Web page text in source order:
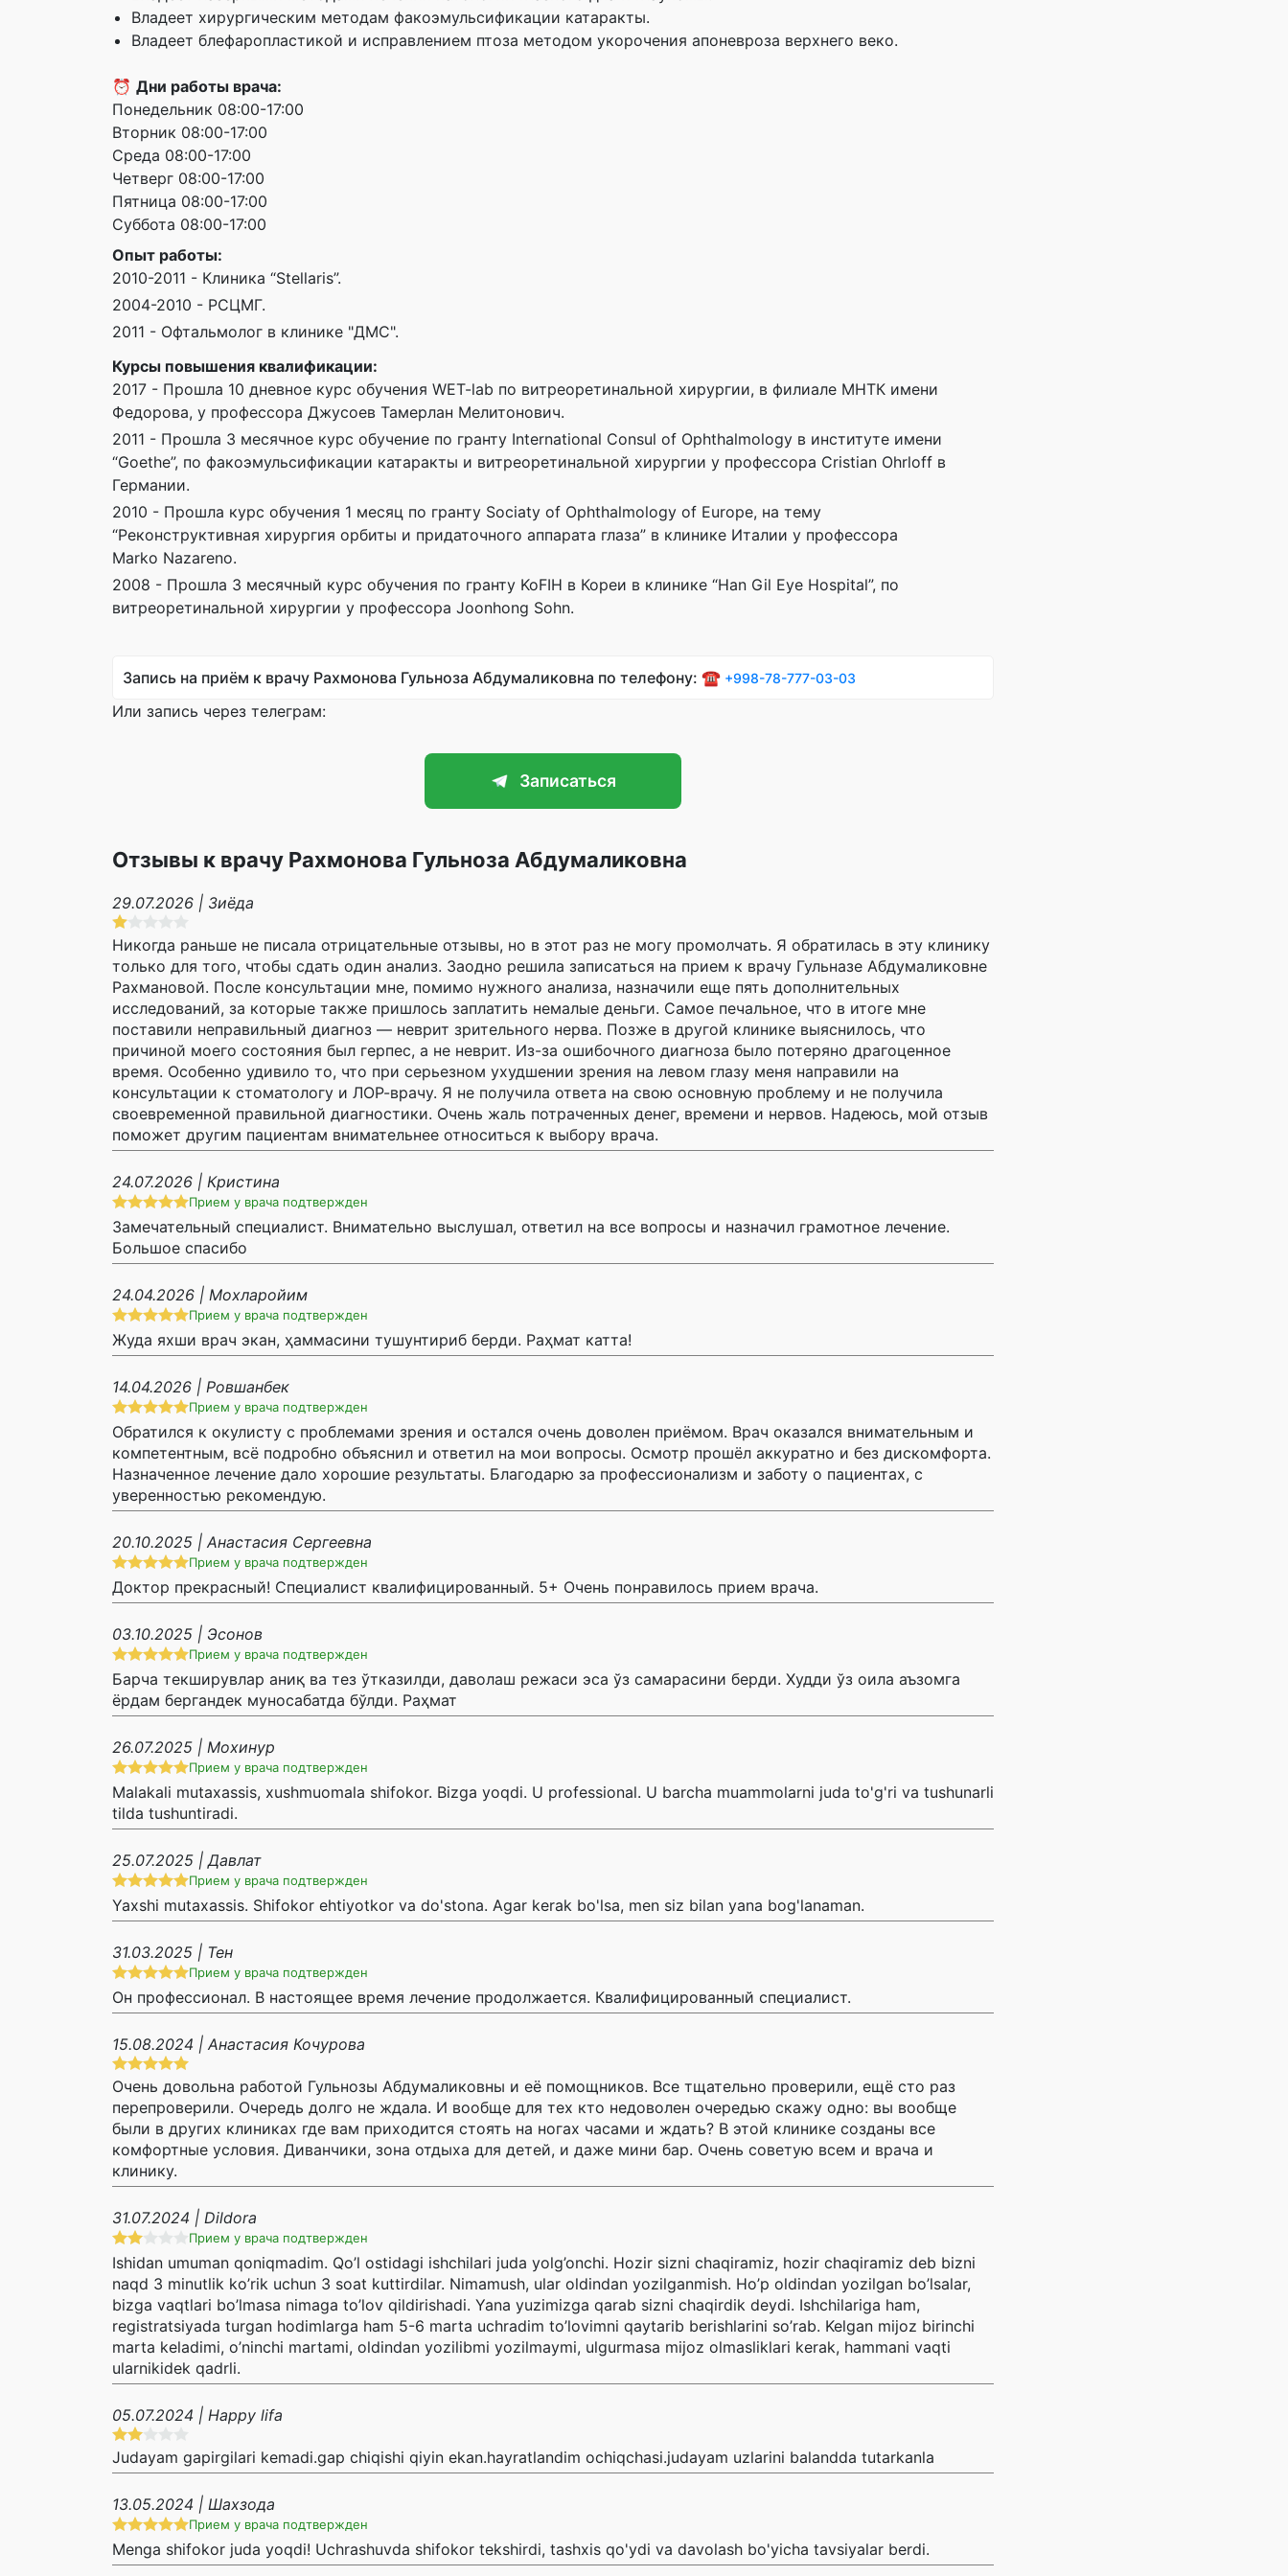
Владеет хирургическим методам факоэмульсификации катаракты.
Владеет блефаропластикой и исправлением птоза методом укорочения апоневроза верхнего веко.
⏰ Дни работы врача:
Понедельник 08:00-17:00
Вторник 08:00-17:00
Среда 08:00-17:00
Четверг 08:00-17:00
Пятница 08:00-17:00
Суббота 08:00-17:00
Опыт работы:
2010-2011 - Клиника “Stellaris”.
2004-2010 - РСЦМГ.
2011 - Офтальмолог в клинике "ДМС".
Курсы повышения квалификации:
2017 - Прошла 10 дневное курс обучения WET-lab по витреоретинальной хирургии, в филиале МНТК имени
Федорова, у профессора Джусоев Тамерлан Мелитонович.
2011 - Прошла 3 месячное курс обучение по гранту International Сonsul of Ophthalmology в институте имени
“Goethe”, по факоэмульсификации катаракты и витреоретинальной хирургии у профессора Сristian Ohrloff в
Германии.
2010 - Прошла курс обучения 1 месяц по гранту Sociaty of Ophthalmology of Europe, на тему
“Реконструктивная хирургия орбиты и придаточного аппарата глаза” в клинике Италии у профессора
Marko Nazareno.
2008 - Прошла 3 месячный курс обучения по гранту KoFIH в Кореи в клинике “Han Gil Eye Hospital”, по
витреоретинальной хирургии у профессора Joonhong Sohn.
Запись на приём к врачу Рахмонова Гульноза Абдумаликовна по телефону: ☎️ +998-78-777-03-03
Или запись через телеграм:
Записаться
Отзывы к врачу Рахмонова Гульноза Абдумаликовна
29.07.2026 | Зиёда
Никогда раньше не писала отрицательные отзывы, но в этот раз не могу промолчать. Я обратилась в эту клинику
только для того, чтобы сдать один анализ. Заодно решила записаться на прием к врачу Гульназе Абдумаликовне
Рахмановой. После консультации мне, помимо нужного анализа, назначили еще пять дополнительных
исследований, за которые также пришлось заплатить немалые деньги. Самое печальное, что в итоге мне
поставили неправильный диагноз — неврит зрительного нерва. Позже в другой клинике выяснилось, что
причиной моего состояния был герпес, а не неврит. Из-за ошибочного диагноза было потеряно драгоценное
время. Особенно удивило то, что при серьезном ухудшении зрения на левом глазу меня направили на
консультации к стоматологу и ЛОР-врачу. Я не получила ответа на свою основную проблему и не получила
своевременной правильной диагностики. Очень жаль потраченных денег, времени и нервов. Надеюсь, мой отзыв
поможет другим пациентам внимательнее относиться к выбору врача.
24.07.2026 | Кристина
Прием у врача подтвержден
Замечательный специалист. Внимательно выслушал, ответил на все вопросы и назначил грамотное лечение.
Большое спасибо
24.04.2026 | Мохларойим
Прием у врача подтвержден
Жуда яхши врач экан, ҳаммасини тушунтириб берди. Раҳмат катта!
14.04.2026 | Ровшанбек
Прием у врача подтвержден
Обратился к окулисту с проблемами зрения и остался очень доволен приёмом. Врач оказался внимательным и
компетентным, всё подробно объяснил и ответил на мои вопросы. Осмотр прошёл аккуратно и без дискомфорта.
Назначенное лечение дало хорошие результаты. Благодарю за профессионализм и заботу о пациентах, с
уверенностью рекомендую.
20.10.2025 | Анастасия Сергеевна
Прием у врача подтвержден
Доктор прекрасный! Специалист квалифицированный. 5+ Очень понравилось прием врача.
03.10.2025 | Эсонов
Прием у врача подтвержден
Барча текширувлар аниқ ва тез ўтказилди, даволаш режаси эса ўз самарасини берди. Худди ўз оила аъзомга
ёрдам бергандек муносабатда бўлди. Раҳмат
26.07.2025 | Мохинур
Прием у врача подтвержден
Malakali mutaxassis, xushmuomala shifokor. Bizga yoqdi. U professional. U barcha muammolarni juda to'g'ri va tushunarli
tilda tushuntiradi.
25.07.2025 | Давлат
Прием у врача подтвержден
Yaxshi mutaxassis. Shifokor ehtiyotkor va do'stona. Agar kerak bo'lsa, men siz bilan yana bog'lanaman.
31.03.2025 | Тен
Прием у врача подтвержден
Он профессионал. В настоящее время лечение продолжается. Квалифицированный специалист.
15.08.2024 | Анастасия Кочурова
Очень довольна работой Гульнозы Абдумаликовны и её помощников. Все тщательно проверили, ещё сто раз
перепроверили. Очередь долго не ждала. И вообще для тех кто недоволен очередью скажу одно: вы вообще
были в других клиниках где вам приходится стоять на ногах часами и ждать? В этой клинике созданы все
комфортные условия. Диванчики, зона отдыха для детей, и даже мини бар. Очень советую всем и врача и
клинику.
31.07.2024 | Dildora
Прием у врача подтвержден
Ishidan umuman qoniqmadim. Qo’l ostidagi ishchilari juda yolg’onchi. Hozir sizni chaqiramiz, hozir chaqiramiz deb bizni
naqd 3 minutlik ko’rik uchun 3 soat kuttirdilar. Nimamush, ular oldindan yozilganmish. Ho’p oldindan yozilgan bo’lsalar,
bizga vaqtlari bo’lmasa nimaga to’lov qildirishadi. Yana yuzimizga qarab sizni chaqirdik deydi. Ishchilariga ham,
registratsiyada turgan hodimlarga ham 5-6 marta uchradim to’lovimni qaytarib berishlarini so’rab. Kelgan mijoz birinchi
marta keladimi, o’ninchi martami, oldindan yozilibmi yozilmaymi, ulgurmasa mijoz olmasliklari kerak, hammani vaqti
ularnikidek qadrli.
05.07.2024 | Happy lifa
Judayam gapirgilari kemadi.gap chiqishi qiyin ekan.hayratlandim ochiqchasi.judayam uzlarini balandda tutarkanla
13.05.2024 | Шахзода
Прием у врача подтвержден
Menga shifokor juda yoqdi! Uchrashuvda shifokor tekshirdi, tashxis qo'ydi va davolash bo'yicha tavsiyalar berdi.